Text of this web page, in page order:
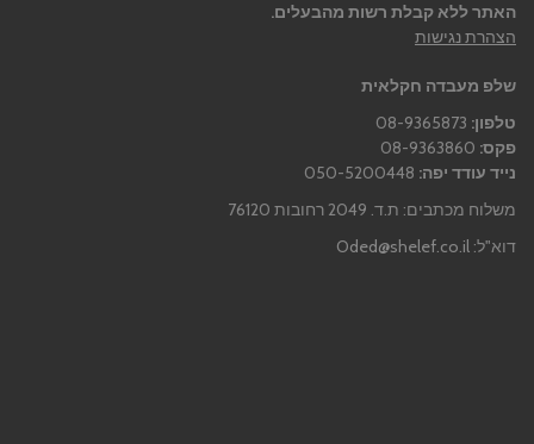
האתר ללא קבלת רשות מהבעלים.
הצהרת נגישות
שלפ מעבדה חקלאית
טלפון:
פקס:
נייד עודד יפה:
משלוח מכתבים: ת.ד. 2049 רחובות 76120
דוא"ל: Oded@shelef.co.il